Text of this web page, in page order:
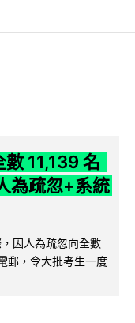
11,139 名
為疏忽+系統
因人為疏忽向全數
郵，令大批考生一度